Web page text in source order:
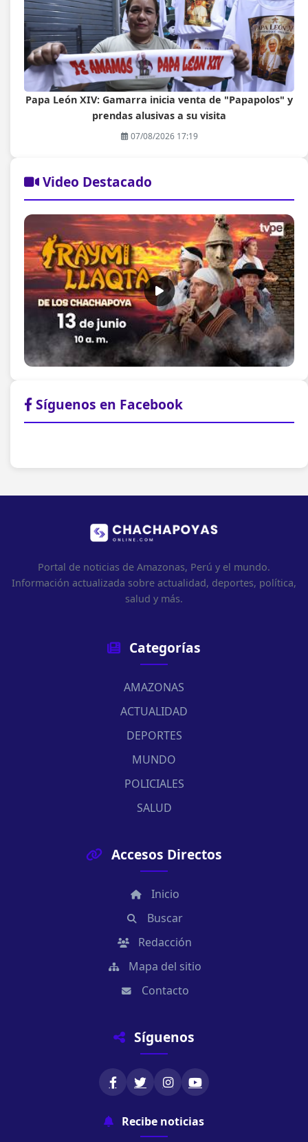
Papa León XIV: Gamarra inicia venta de "Papapolos" y
prendas alusivas a su visita
07/08/2026 17:19
Video Destacado
Síguenos en Facebook
Portal de noticias de Amazonas, Perú y el mundo.
Información actualizada sobre actualidad, deportes, política,
salud y más.
Categorías
AMAZONAS
ACTUALIDAD
DEPORTES
MUNDO
POLICIALES
SALUD
Accesos Directos
Inicio
Buscar
Redacción
Mapa del sitio
Contacto
Síguenos
Recibe noticias